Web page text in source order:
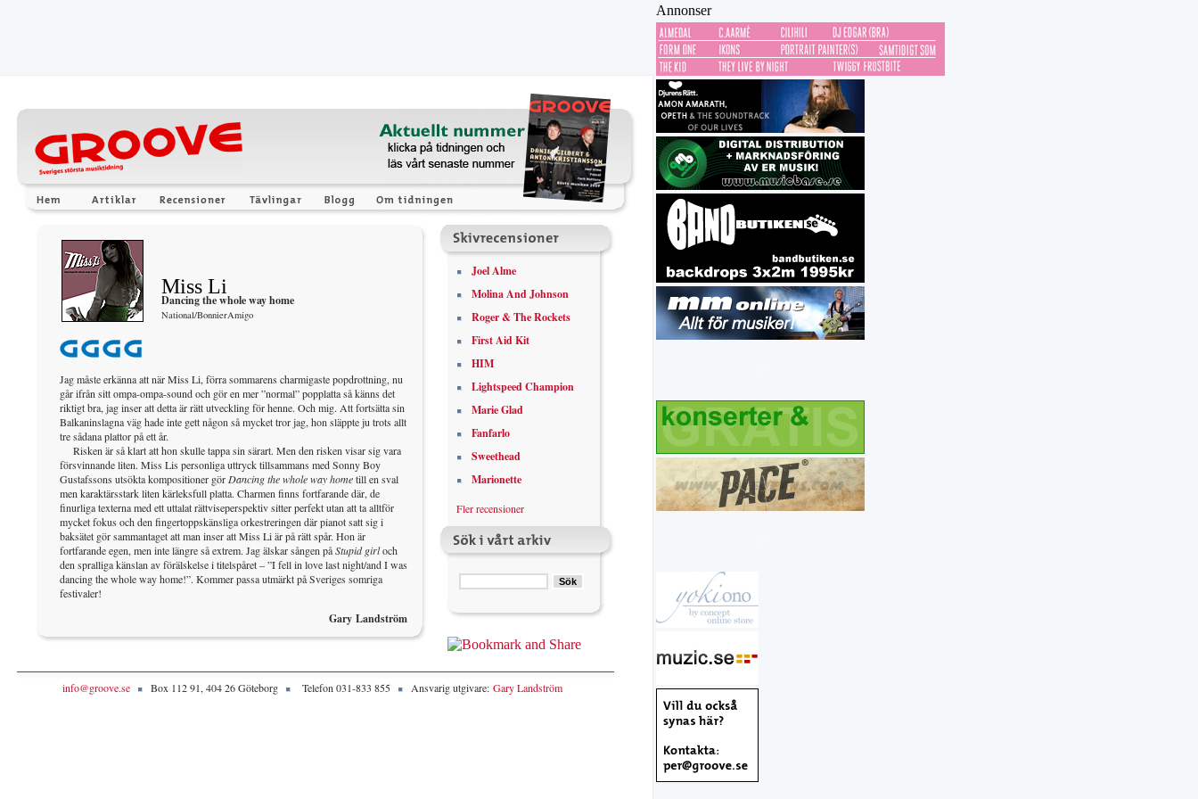
Annonser
Miss Li
Dancing the whole way home
National/BonnierAmigo
Jag måste erkänna att när Miss Li, förra sommarens charmigaste popdrottning, nu
går ifrån sitt ompa-ompa-sound och gör en mer ”normal” popplatta så känns det
riktigt bra, jag inser att detta är rätt utveckling för henne. Och mig. Att fortsätta sin
Balkaninslagna väg hade inte gett någon så mycket tror jag, hon släppte ju trots allt
tre sådana plattor på ett år.
Risken är så klart att hon skulle tappa sin särart. Men den risken visar sig vara
försvinnande liten. Miss Lis personliga uttryck tillsammans med Sonny Boy
Gustafssons utsökta kompositioner gör Dancing the whole way hometill en sval
men karaktärsstark liten kärleksfull platta. Charmen finns fortfarande där, de
finurliga texterna med ett uttalat rättviseperspektiv sitter perfekt utan att ta alltför
mycket fokus och den fingertoppskänsliga orkestreringen där pianot satt sig i
baksätet gör sammantaget att man inser att Miss Li är på rätt spår. Hon är
fortfarande egen, men inte längre så extrem. Jag älskar sången påStupid girloch
den spralliga känslan av förälskelse i titelspåret – ”I fell in love last night/and I was
dancing the whole way home!”. Kommer passa utmärkt på Sveriges somriga
festivaler!
Gary Landström
Joel Alme
Molina And Johnson
Roger & The Rockets
First Aid Kit
HIM
Lightspeed Champion
Marie Glad
Fanfarlo
Sweethead
Marionette
Fler recensioner
info@groove.se Box 112 91, 404 26 Göteborg Telefon 031-833 855 Ansvarig utgivare: Gary Landström